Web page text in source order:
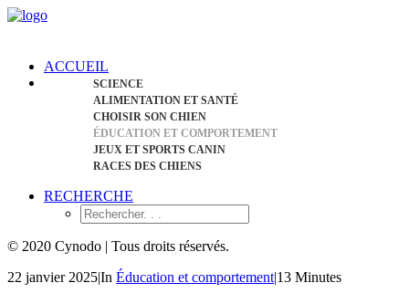
ACCUEIL
SCIENCE
ALIMENTATION ET SANTÉ
CHOISIR SON CHIEN
ÉDUCATION ET COMPORTEMENT
JEUX ET SPORTS CANIN
RACES DES CHIENS
RECHERCHE
© 2020 Cynodo | Tous droits réservés.
22 janvier 2025|In Éducation et comportement|13 Minutes